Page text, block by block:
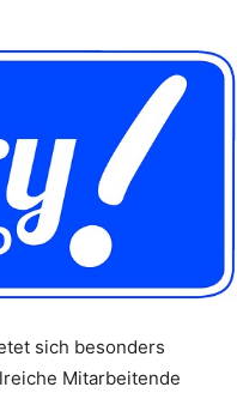
sich besonders
Mitarbeitende